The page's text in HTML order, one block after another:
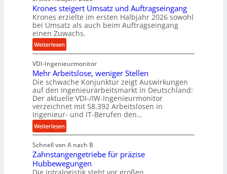
r
ü
c
k
p
r
o
z
e
s
s
e
t
r
i
b
u
n
d
H
y
d
r
a
l
i
k
ä
z
i
s
e
u
n
d
l
a
n
g
e
b
i
g
e
Krones steigert Umsatz und Auftragseingang
Krones erzielte im ersten Halbjahr 2026 sowohl
bei Umsatz als auch beim Auftragseingang
einen Zuwachs.
Weiterlesen:
K
r
o
n
e
s
s
t
e
e
r
VDI-Ingenieurmonitor
Mehr Arbeitslose, weniger Stellen
Die schwache Konjunktur zeigt Auswirkungen
auf den Ingenieurarbeitsmarkt in Deutschland:
Der aktuelle VDI-/IW-Ingenieurmonitor
verzeichnet mit 58.392 Arbeitslosen in
Ingenieur- und IT-Berufen den…
Weiterlesen:
M
e
h
r
Schnell von A nach B
Zahnstangengetriebe für präzise
Hubbewegungen